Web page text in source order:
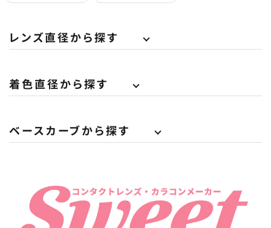
レンズ直径から探す
着色直径から探す
ベースカーブから探す